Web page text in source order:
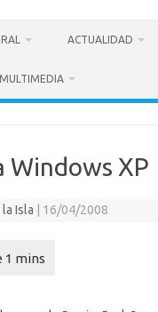
ACTUALIDAD
MULTIMEDIA
Windows XP
Isla 16/04/2008